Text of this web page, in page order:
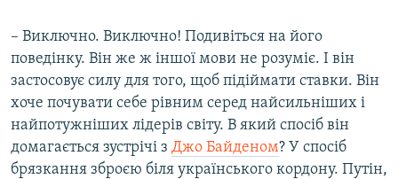
– Виключно. Виключно! Подивіться на його
поведінку. Він же ж іншої мови не розуміє. І він
застосовує силу для того, щоб підіймати ставки. Він
хоче почувати себе рівним серед найсильніших і
найпотужніших лідерів світу. В який спосіб він
домагається зустрічі з Джо Байденом? У спосіб
брязкання зброєю біля українського кордону. Путін,